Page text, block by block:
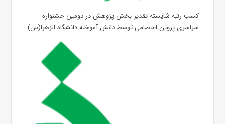
کسب رتبه شایسته تقدیر بخش پژوهش در دومین جشنواره
سراسری پروین اعتصامی توسط دانش آموخته دانشگاه الزهرا(س)